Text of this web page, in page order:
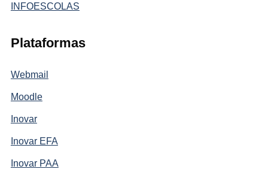
INFOESCOLAS
Plataformas
Webmail
Moodle
Inovar
Inovar EFA
Inovar PAA